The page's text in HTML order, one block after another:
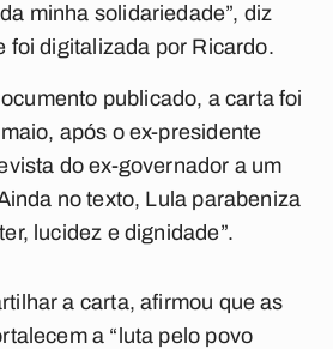
minha solidariedade”, diz
foi digitalizada por Ricardo.
publicado, a carta foi
após o ex-presidente
do ex-governador a um
no texto, Lula parabeniza
lucidez e dignidade”.
a carta, afirmou que as
a “luta pelo povo